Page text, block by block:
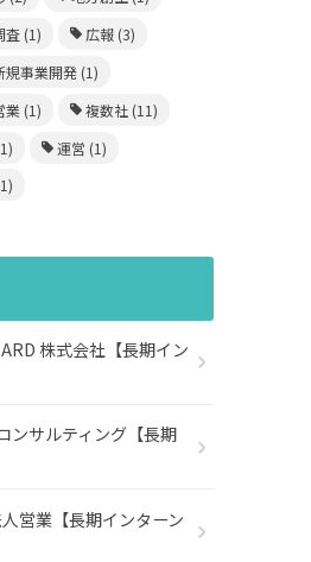
査 (1) 広報(3)
規事業開発 (1)
業 (1) 複数社(11)
運営 (1)
株式会社【長期イン
サルティング【長期
営業【長期インターン